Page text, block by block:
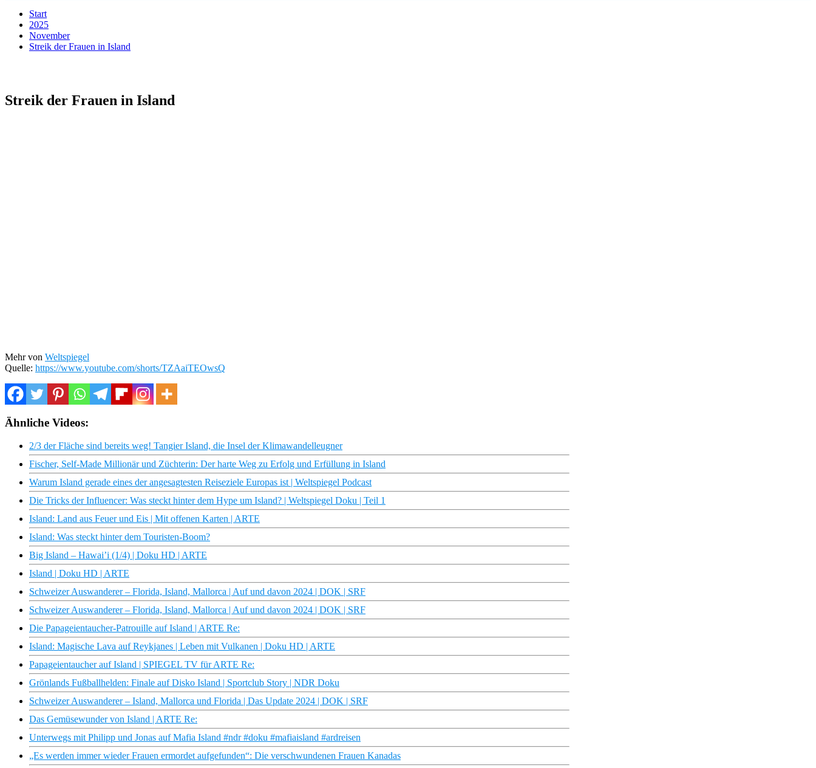
Start
2025
November
Streik der Frauen in Island
Streik der Frauen in Island
Mehr von Weltspiegel
Quelle: https://www.youtube.com/shorts/TZAaiTEOwsQ
Ähnliche Videos:
2/3 der Fläche sind bereits weg! Tangier Island, die Insel der Klimawandelleugner
Fischer, Self-Made Millionär und Züchterin: Der harte Weg zu Erfolg und Erfüllung in Island
Warum Island gerade eines der angesagtesten Reiseziele Europas ist | Weltspiegel Podcast
Die Tricks der Influencer: Was steckt hinter dem Hype um Island? | Weltspiegel Doku | Teil 1
Island: Land aus Feuer und Eis | Mit offenen Karten | ARTE
Island: Was steckt hinter dem Touristen-Boom?
Big Island – Hawai’i (1/4) | Doku HD | ARTE
Island | Doku HD | ARTE
Schweizer Auswanderer – Florida, Island, Mallorca | Auf und davon 2024 | DOK | SRF
Schweizer Auswanderer – Florida, Island, Mallorca | Auf und davon 2024 | DOK | SRF
Die Papageientaucher-Patrouille auf Island | ARTE Re:
Island: Magische Lava auf Reykjanes | Leben mit Vulkanen | Doku HD | ARTE
Papageientaucher auf Island | SPIEGEL TV für ARTE Re:
Grönlands Fußballhelden: Finale auf Disko Island | Sportclub Story | NDR Doku
Schweizer Auswanderer – Island, Mallorca und Florida | Das Update 2024 | DOK | SRF
Das Gemüsewunder von Island | ARTE Re:
Unterwegs mit Philipp und Jonas auf Mafia Island #ndr #doku #mafiaisland #ardreisen
„Es werden immer wieder Frauen ermordet aufgefunden“: Die verschwundenen Frauen Kanadas